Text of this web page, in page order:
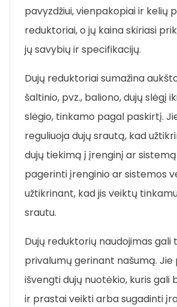
pavyzdžiui, vienpakopiai ir kelių
reduktoriai, o jų kaina skiriasi
jų savybių ir specifikacijų.
Dujų reduktoriai sumažina
šaltinio, pvz., baliono, dujų slėgį
slėgio, tinkamo pagal paskirtį.
reguliuoja dujų srautą, kad
dujų tiekimą į įrenginį ar
pagerinti įrenginio ar sistemos
užtikrinant, kad jis veiktų
srautu.
Dujų reduktorių naudojimas
privalumų gerinant našumą. Jie
išvengti dujų nuotėkio, kuris gali
ir prastai veikti arba sugadinti